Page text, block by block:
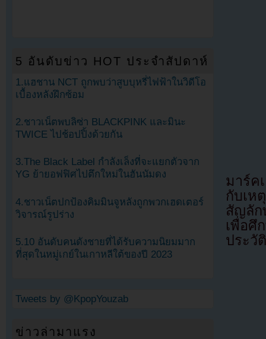
มาร์ค
กับเ
สัญลัก
เพื่อศึ
ประวั
5 อันดับข่าว HOT ประจำสัปดาห์
1.แฮชาน NCT ถูกพบว่าสูบบุหรี่ไฟฟ้าในวิดีโอ
เบื้องหลังฝึกซ้อม
2.ชาวเน็ตพบลิซ่า BLACKPINK และมินะ
TWICE ไปช้อปปิ้งด้วยกัน
3.The Black Label กำลังเล็งที่จะแยกตัวจาก
YG ย้ายอฟฟิศไปตึกใหม่ในฮันนัมดง
4.ชาวเน็ตปกป้องคิมมินจูหลังถูกพวกเฮดเตอร์
วิจารณ์รูปร่าง
5.10 อันดับคนดังชายที่ได้รับความนิยมมาก
ที่สุดในหมู่เกย์ในเกาหลีใต้ของปี 2023
Tweets by @KpopYouzab
ข่าวล่ามาแรง